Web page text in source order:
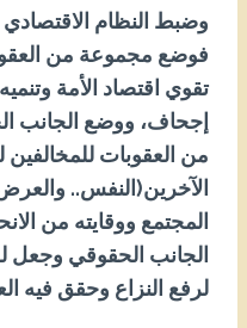
وضبط النظام الاقتصادي
فوضع مجموعة من
تقوي اقتصاد الأمة
إجحاف، ووضع الجانب
من العقوبات
الآخرين(النفس..
المجتمع ووقايته من
الجانب الحقوقي وجعل
لرفع النزاع وحقق فيه